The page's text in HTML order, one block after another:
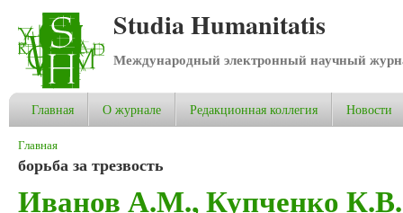
Studia Humanitatis
Международный электронный научный
Главная О журнале Редакционная коллегия Новости
Вы здесь
Главная
борьба за трезвость
Иванов А.М., Купченко